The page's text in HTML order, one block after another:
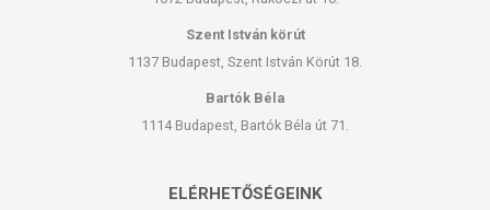
Szent István körút
1137 Budapest, Szent István Körút 18.
Bartók Béla
1114 Budapest, Bartók Béla út 71.
ELÉRHETŐSÉGEINK